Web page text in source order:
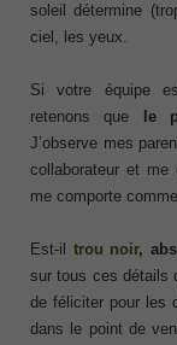
soleil détermine
ciel, les yeux.
Si votre équipe
retenons que
le
J’observe mes
collaborateur et me
me comporte
Est-il trou noir,
sur tous ces détails
de féliciter pour les
dans le point de